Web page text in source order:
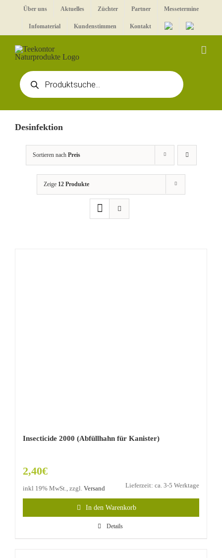
Über uns Aktuelles Züchter Partner Messetermine
Infomaterial Kundenstimmen Kontakt
Products
search
Desinfektion
Sortieren nach Preis
Zeige 12 Produkte
Insecticide 2000 (Abfüllhahn für Kanister)
2,40€
inkl 19% MwSt., zzgl. Versand Lieferzeit: ca. 3-5 Werktage
In den Warenkorb
Details